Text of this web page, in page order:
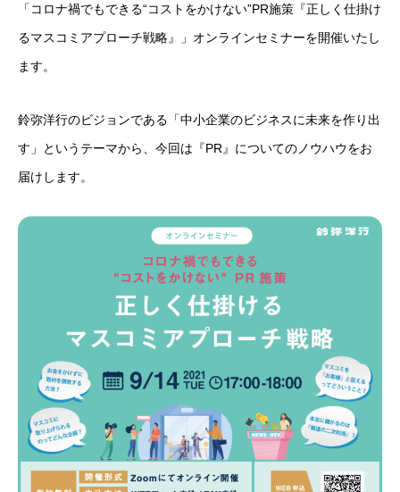
「コロナ禍でもできる“コストをかけない”PR施策『正しく仕掛け
るマスコミアプローチ戦略』」オンラインセミナーを開催いたし
ます。
鈴弥洋行のビジョンである「中小企業のビジネスに未来を作り出
す」というテーマから、今回は『PR』についてのノウハウをお
届けします。